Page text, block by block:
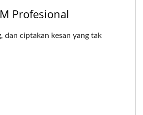
Profesional
dan ciptakan kesan yang tak